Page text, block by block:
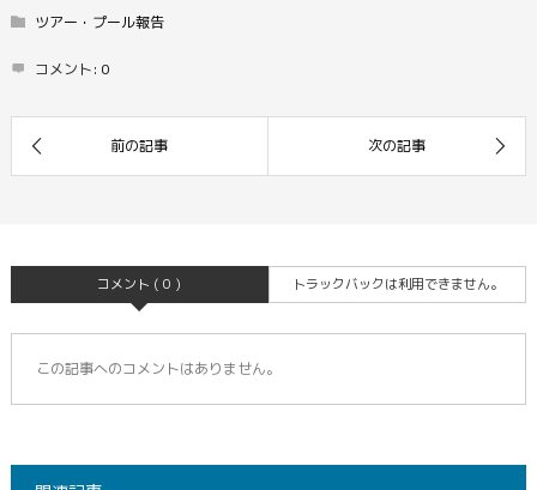
ツアー・プール報告
コメント: 0
コメント ( 0 ) トラックバックは利用できません。
この記事へのコメントはありません。